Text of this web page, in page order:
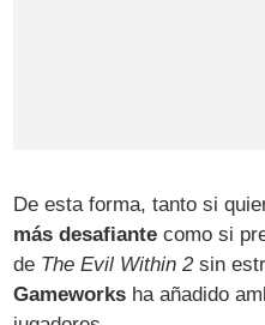
De esta forma, tanto si
más desafiante como si
de The Evil Within 2sin
Gameworks ha añadido